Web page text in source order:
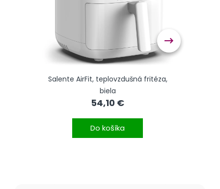
Salente AirFit, teplovzdušná fritéza,
biela
54,10 €
Do košíka